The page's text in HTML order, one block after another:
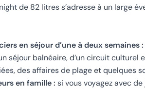
de 82 litres s’adresse à un large
en séjour d’une à deux semaines :
séjour balnéaire, d’un circuit
des affaires de plage et quelques
en famille : si vous voyagez avec